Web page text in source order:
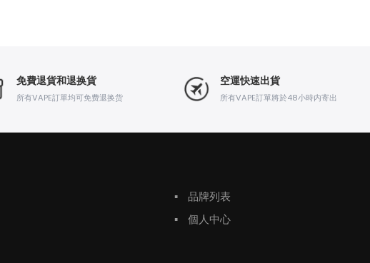
免費退貨和退换貨
所有VAPE訂單均可免费退换货
空運快速出貨
所有VAPE訂單將於48小時内寄出
▪
品牌列表
▪
個人中心